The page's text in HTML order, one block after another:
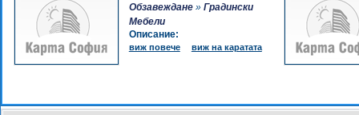
Обзавеждане» Градински
Мебели
Описание:
виж повече виж на каратата